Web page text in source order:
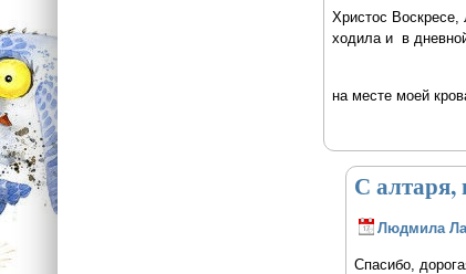
Христос
ходила и в
на месте моей
С алтаря,
Людмила
Спасибо,